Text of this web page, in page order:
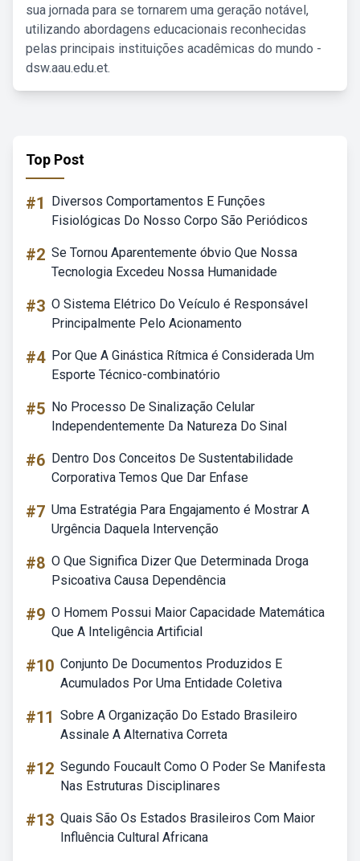
sua jornada para se tornarem uma geração notável,
utilizando abordagens educacionais reconhecidas
pelas principais instituições acadêmicas do mundo -
dsw.aau.edu.et.
Top Post
#1
Diversos Comportamentos E Funções
Fisiológicas Do Nosso Corpo São Periódicos
#2 Se Tornou Aparentemente óbvio Que Nossa
Tecnologia Excedeu Nossa Humanidade
#3 O Sistema Elétrico Do Veículo é Responsável
Principalmente Pelo Acionamento
#4 Por Que A Ginástica Rítmica é Considerada Um
Esporte Técnico-combinatório
#5 No Processo De Sinalização Celular
Independentemente Da Natureza Do Sinal
#6 Dentro Dos Conceitos De Sustentabilidade
Corporativa Temos Que Dar Enfase
#7 Uma Estratégia Para Engajamento é Mostrar A
Urgência Daquela Intervenção
#8 O Que Significa Dizer Que Determinada Droga
Psicoativa Causa Dependência
#9 O Homem Possui Maior Capacidade Matemática
Que A Inteligência Artificial
#10 Conjunto De Documentos Produzidos E
Acumulados Por Uma Entidade Coletiva
#11 Sobre A Organização Do Estado Brasileiro
Assinale A Alternativa Correta
#12 Segundo Foucault Como O Poder Se Manifesta
Nas Estruturas Disciplinares
#13 Quais São Os Estados Brasileiros Com Maior
Influência Cultural Africana